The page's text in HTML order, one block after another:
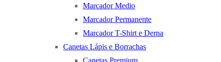
Marcador Medio
Marcador Permanente
Marcador T-Shirt e Derna
Canetas Lápis e Borrachas
Canetas Premium